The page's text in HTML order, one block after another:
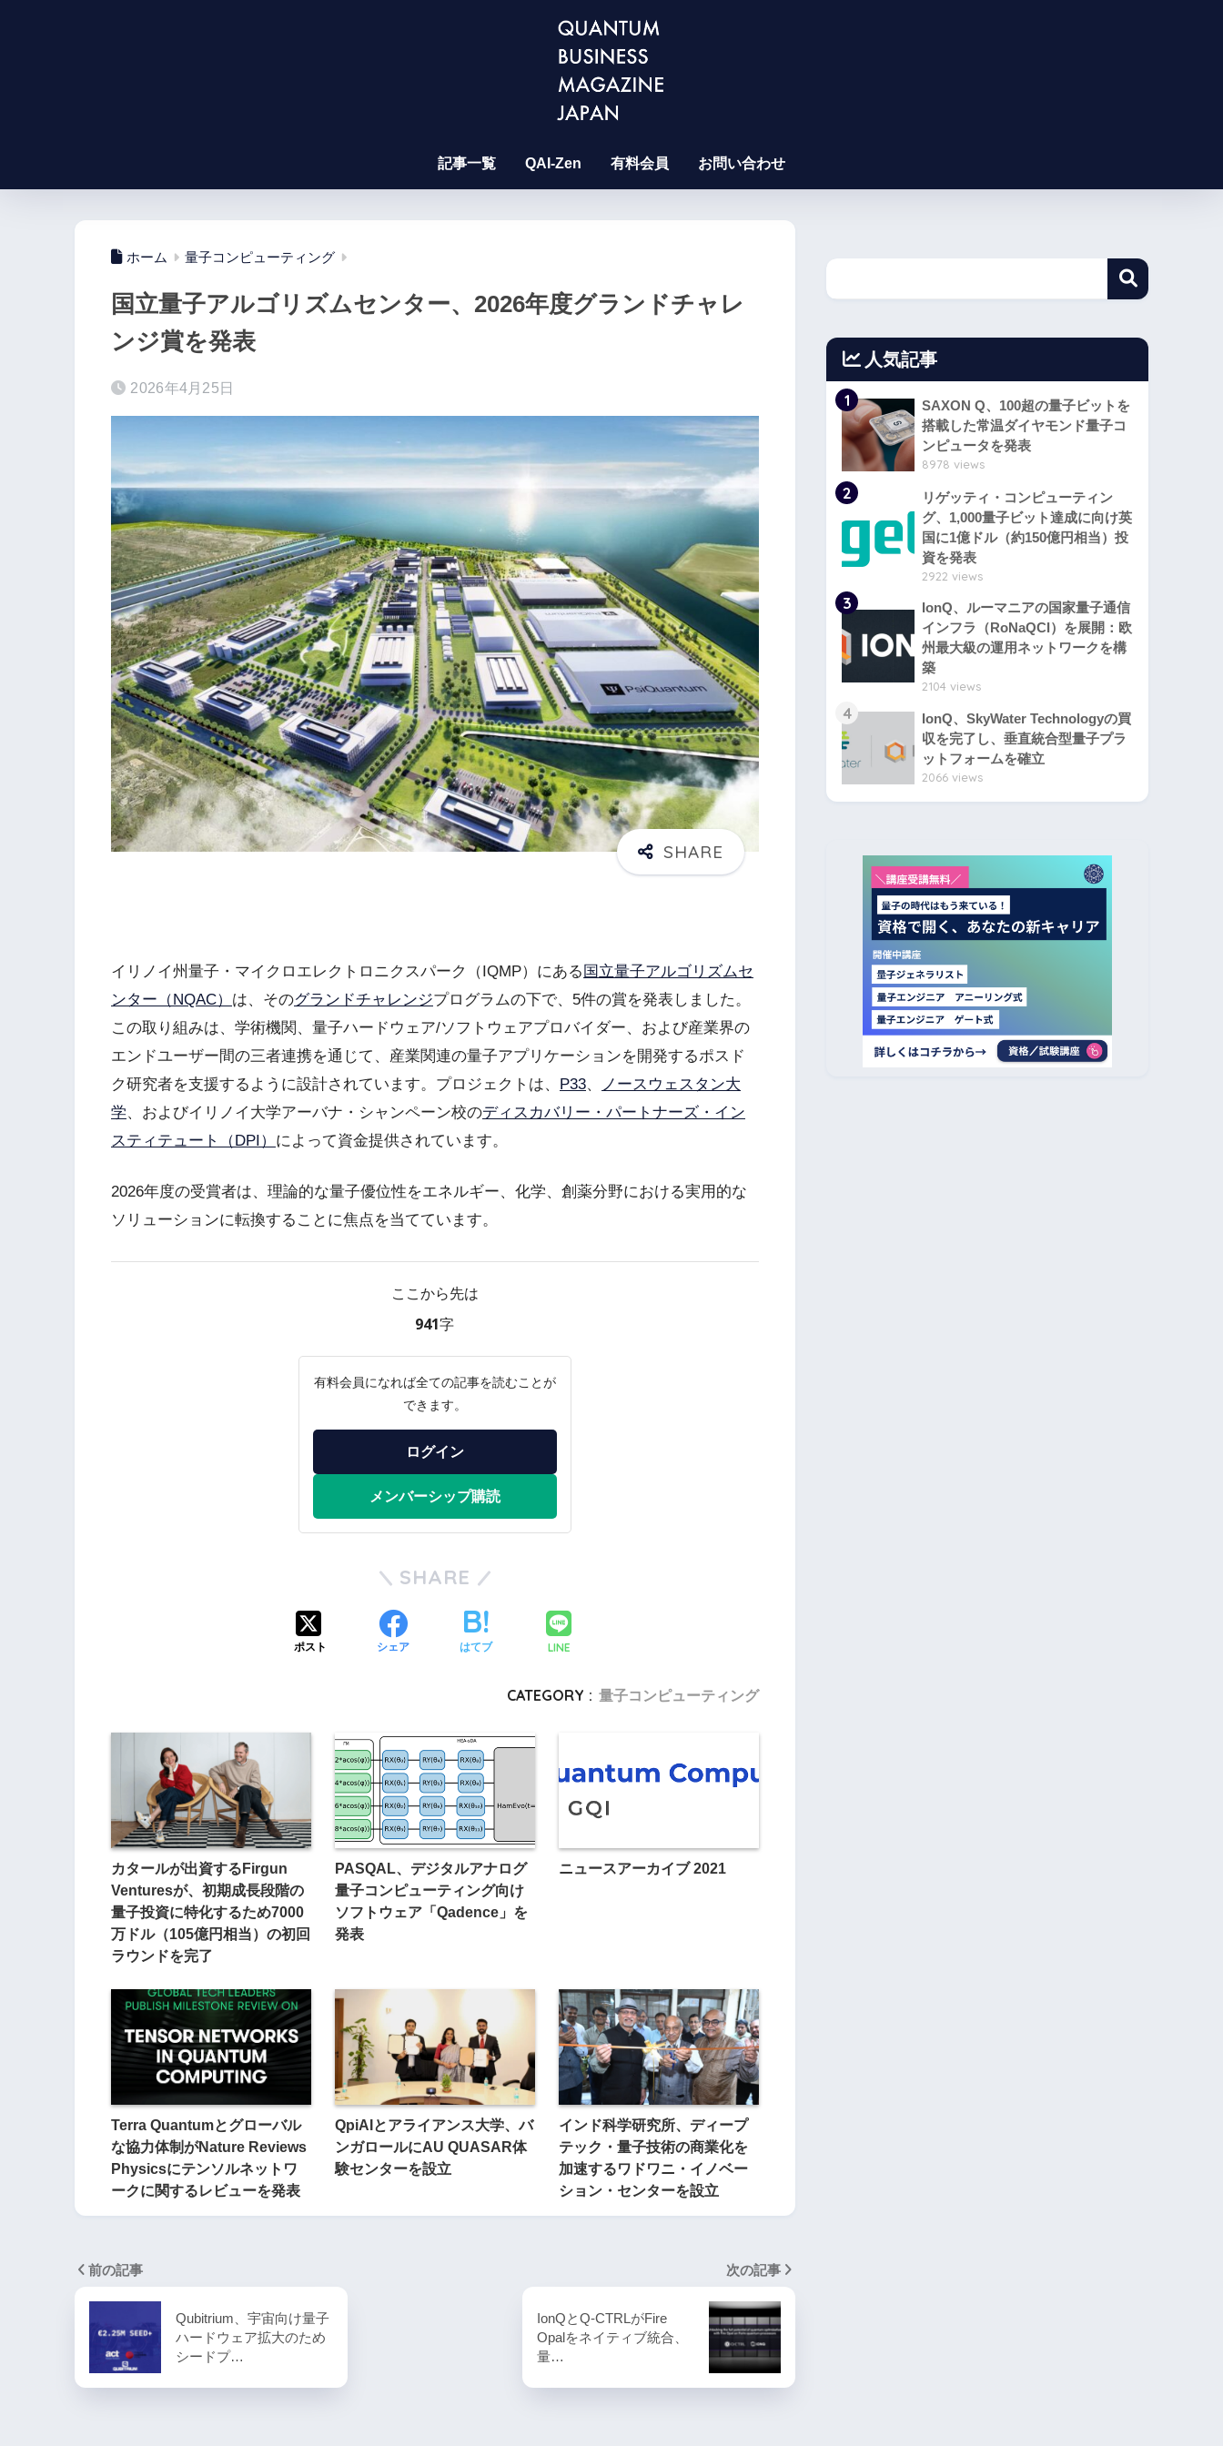
記事一覧 QAI-Zen 有料会員 お問い合わせ
ホーム 量子コンピューティング
国立量子アルゴリズムセンター、2026年度グランドチャレ
ンジ賞を発表
2026年4月25日
イリノイ州量子・マイクロエレクトロニクスパーク（IQMP）にある 国立量子アルゴリズムセ
ンター（NQAC） は、そのグランドチャレンジプログラムの下で、5件の賞を発表しました。
この取り組みは、学術機関、量子ハードウェア/ソフトウェアプロバイダー、および産業界の
エンドユーザー間の三者連携を通じて、産業関連の量子アプリケーションを開発するポスド
ク研究者を支援するように設計されています。プロジェクトは、 P33、
ノースウェスタン大
学、およびイリノイ大学アーバナ・シャンペーン校のディスカバリー・パートナーズ・イン
スティテュート（DPI） によって資金提供されています。
2026年度の受賞者は、理論的な量子優位性をエネルギー、化学、創薬分野における実用的な
ソリューションに転換することに焦点を当てています。
ここから先は
941字
有料会員になれば全ての記事を読むことが
できます。
ログイン
メンバーシップ購読
SHARE
ポスト シェア はてブ LINE
CATEGORY : 量子コンピューティング
カタールが出資するFirgun
Venturesが、初期成長段階の
量子投資に特化するため7000
万ドル（105億円相当）の初回
ラウンドを完了
PASQAL、デジタルアナログ
量子コンピューティング向け
ソフトウェア「Qadence」を
発表
ニュースアーカイブ 2021
Terra Quantumとグローバル
な協力体制がNature Reviews
Physicsにテンソルネットワ
ークに関するレビューを発表
QpiAIとアライアンス大学、バ
ンガロールにAU QUASAR体
験センターを設立
インド科学研究所、ディープ
テック・量子技術の商業化を
加速するワドワニ・イノベー
ション・センターを設立
前の記事
Qubitrium、宇宙向け量子
ハードウェア拡大のため
シードプ…
次の記事
IonQとQ-CTRLがFire
Opalをネイティブ統合、
量…
人気記事
1
SAXON Q、100超の量子ビットを
搭載した常温ダイヤモンド量子コ
ンピュータを発表
8978 views
2
リゲッティ・コンピューティン
グ、1,000量子ビット達成に向け英
国に1億ドル（約150億円相当）投
資を発表
2922 views
3
IonQ、ルーマニアの国家量子通信
インフラ（RoNaQCI）を展開：欧
州最大級の運用ネットワークを構
築
2104 views
4
IonQ、SkyWater Technologyの買
収を完了し、垂直統合型量子プラ
ットフォームを確立
2066 views